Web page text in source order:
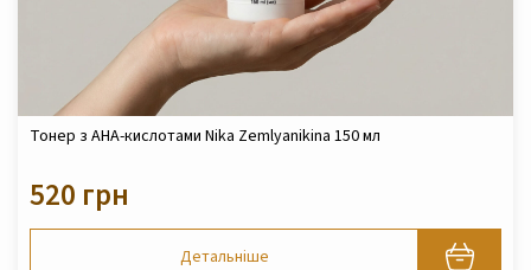
Тонер з AHA-кислотами Nika Zemlyanikina 150 мл
520 грн
Детальніше